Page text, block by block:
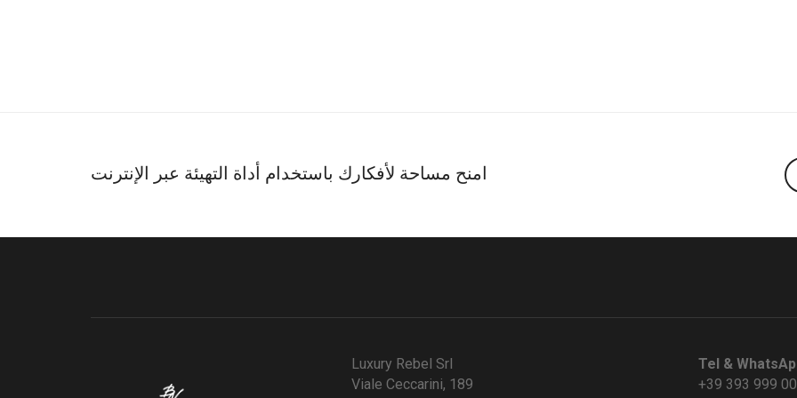
امنح مساحة لأفكارك باستخدام أداة التهيئة عبر الإنترنت
Luxury Rebel Srl
Viale Ceccarini, 189
Tel &
+39 393 999